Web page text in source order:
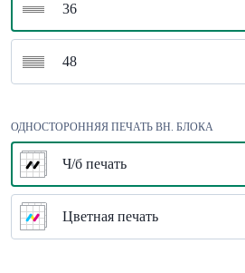
36
48
ОДНОСТОРОННЯЯ ПЕЧАТЬ ВН. БЛОКА
Ч/б печать
Цветная печать